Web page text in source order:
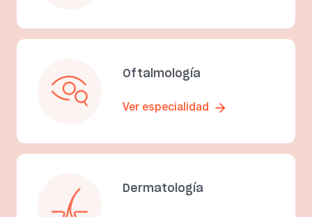
Oftalmología
Ver especialidad
Dermatología